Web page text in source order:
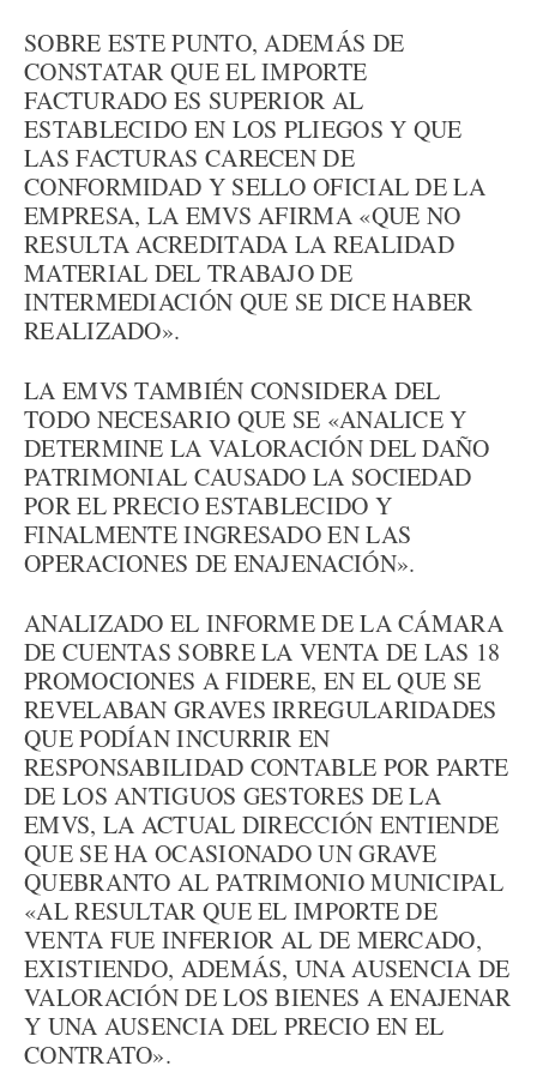
SOBRE ESTE PUNTO, ADEMÁS DE
CONSTATAR QUE EL IMPORTE
FACTURADO ES SUPERIOR AL
ESTABLECIDO EN LOS PLIEGOS Y QUE
LAS FACTURAS CARECEN DE
CONFORMIDAD Y SELLO OFICIAL DE LA
EMPRESA, LA EMVS AFIRMA «QUE NO
RESULTA ACREDITADA LA REALIDAD
MATERIAL DEL TRABAJO DE
INTERMEDIACIÓN QUE SE DICE HABER
REALIZADO».
LA EMVS TAMBIÉN CONSIDERA DEL
TODO NECESARIO QUE SE «ANALICE Y
DETERMINE LA VALORACIÓN DEL DAÑO
PATRIMONIAL CAUSADO LA SOCIEDAD
POR EL PRECIO ESTABLECIDO Y
FINALMENTE INGRESADO EN LAS
OPERACIONES DE ENAJENACIÓN».
ANALIZADO EL INFORME DE LA CÁMARA
DE CUENTAS SOBRE LA VENTA DE LAS 18
PROMOCIONES A FIDERE, EN EL QUE SE
REVELABAN GRAVES IRREGULARIDADES
QUE PODÍAN INCURRIR EN
RESPONSABILIDAD CONTABLE POR PARTE
DE LOS ANTIGUOS GESTORES DE LA
EMVS, LA ACTUAL DIRECCIÓN ENTIENDE
QUE SE HA OCASIONADO UN GRAVE
QUEBRANTO AL PATRIMONIO MUNICIPAL
«AL RESULTAR QUE EL IMPORTE DE
VENTA FUE INFERIOR AL DE MERCADO,
EXISTIENDO, ADEMÁS, UNA AUSENCIA DE
VALORACIÓN DE LOS BIENES A ENAJENAR
Y UNA AUSENCIA DEL PRECIO EN EL
CONTRATO».